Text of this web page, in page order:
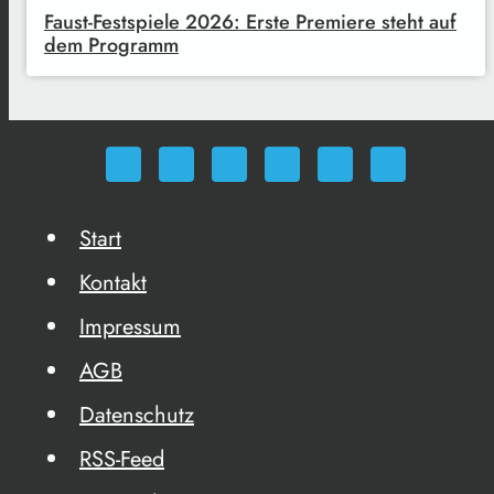
Faust-Festspiele 2026: Erste Premiere steht auf
dem Programm
Start
Kontakt
Impressum
AGB
Datenschutz
RSS-Feed